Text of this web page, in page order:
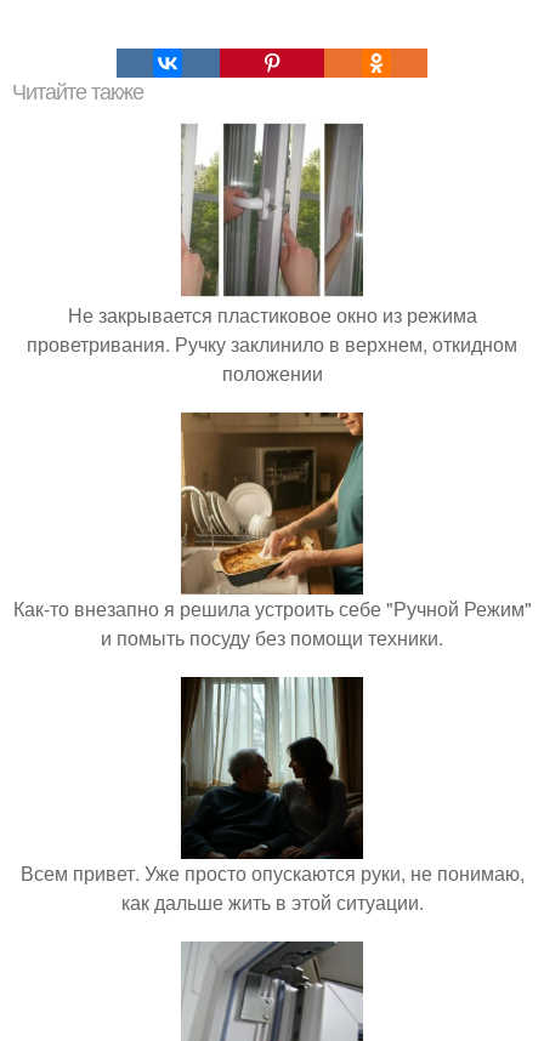
Читайте также
Не закрывается пластиковое окно из режима
проветривания. Ручку заклинило в верхнем, откидном
положении
Как-то внезапно я решила устроить себе "Ручной Режим"
и помыть посуду без помощи техники.
Всем привет. Уже просто опускаются руки, не понимаю,
как дальше жить в этой ситуации.